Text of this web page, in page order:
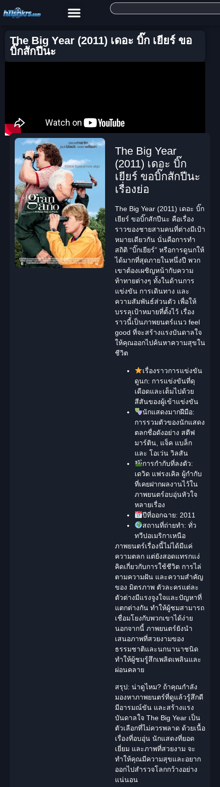
The Big Year (2011) เดอะ บิ๊ก เยียร์ ขอ
บิ๊กสักปีนะ
The Big Year
(2011) เดอะ บิ๊ก
เยียร์ ขอบิ๊กสักปีนะ
เรื่องย่อ
The Big Year (2011) เดอะ บิ๊ก
เยียร์ ขอบิ๊กสักปีนะ คือเรื่อง
ราวของชายสามคนที่ต่างมีเป้า
หมายเดียวกัน นั่นคือการทำ
สถิติ “บิ๊กเยียร์” หรือการดูนกให้
ได้มากที่สุดภายในหนึ่งปี พวก
เขาต้องเผชิญหน้ากับความ
ท้าทายต่างๆ ทั้งในด้านการ
แข่งขัน การเดินทาง และ
ความสัมพันธ์ส่วนตัว เพื่อให้
บรรลุเป้าหมายที่ตั้งไว้ เรื่อง
ราวนี้เป็นภาพยนตร์แนว feel
good ที่จะสร้างแรงบันดาลใจ
ให้คุณออกไปค้นหาความสุขใน
ชีวิต
เรื่องราวการแข่งขัน
ดูนก: การแข่งขันที่ดุ
เดือดและเต็มไปด้วย
สีสันของผู้เข้าแข่งขัน
นักแสดงมากฝีมือ:
การรวมตัวของนักแสดง
ตลกชื่อดังอย่าง สตีฟ
มาร์ติน, แจ็ค แบล็ก
และ โอเว่น วิลสัน
การกำกับที่ลงตัว:
เดวิด แฟรงเคิล ผู้กำกับ
ที่เคยฝากผลงานไว้ใน
ภาพยนตร์อบอุ่นหัวใจ
หลายเรื่อง
ปีที่ออกฉาย: 2011
สถานที่ถ่ายทำ: ทั่ว
ทวีปอเมริกาเหนือ
ภาพยนตร์เรื่องนี้ไม่ได้มีแค่
ความตลก แต่ยังสอดแทรกแง่
คิดเกี่ยวกับการใช้ชีวิต การไล่
ตามความฝัน และความสำคัญ
ของ มิตรภาพ ตัวละครแต่ละ
ตัวต่างมีแรงจูงใจและปัญหาที่
แตกต่างกัน ทำให้ผู้ชมสามารถ
เชื่อมโยงกับพวกเขาได้ง่าย
นอกจากนี้ ภาพยนตร์ยังนำ
เสนอภาพที่สวยงามของ
ธรรมชาติและนกนานาชนิด
ทำให้ผู้ชมรู้สึกเพลิดเพลินและ
ผ่อนคลาย
สรุป: น่าดูไหม? ถ้าคุณกำลัง
มองหาภาพยนตร์ที่ดูแล้วรู้สึกดี
มีอารมณ์ขัน และสร้างแรง
บันดาลใจ The Big Year เป็น
ตัวเลือกที่ไม่ควรพลาด ด้วยเนื้อ
เรื่องที่อบอุ่น นักแสดงที่ยอด
เยี่ยม และภาพที่สวยงาม จะ
ทำให้คุณมีความสุขและอยาก
ออกไปสำรวจโลกกว้างอย่าง
แน่นอน